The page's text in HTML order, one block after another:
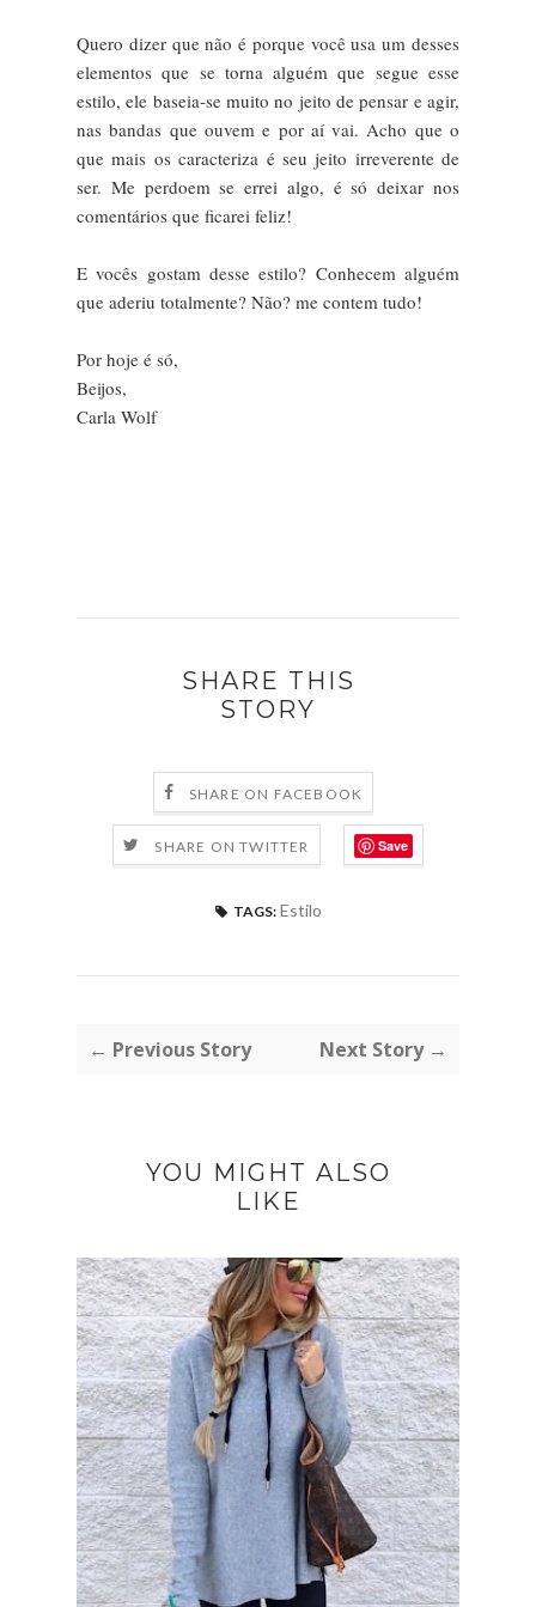
Quero dizer que não é porque você usa um desses
elementos que se torna alguém que segue esse
estilo, ele baseia-se muito no jeito de pensar e agir,
nas bandas que ouvem e por aí vai. Acho que o
que mais os caracteriza é seu jeito irreverente de
ser. Me perdoem se errei algo, é só deixar nos
comentários que ficarei feliz!
E vocês gostam desse estilo? Conhecem alguém
que aderiu totalmente? Não? me contem tudo!
Por hoje é só,
Beijos,
Carla Wolf
SHARE THIS
STORY
SHARE ON FACEBOOK
SHARE ON TWITTER Save
TAGS: Estilo
← Previous Story Next Story →
YOU MIGHT ALSO
LIKE